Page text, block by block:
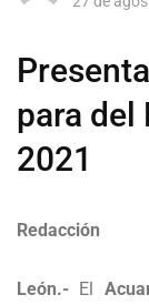
para del
2021
Redacción
León.- El